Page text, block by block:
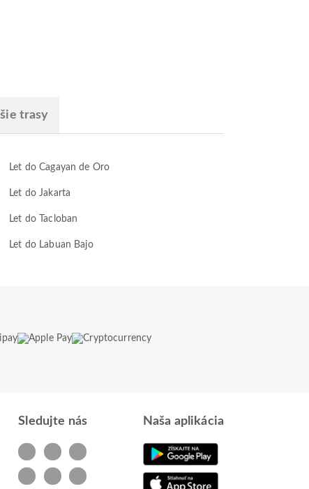
trasy
Let do Cagayan de Oro
Let do Jakarta
Let do Tacloban
Let do Labuan Bajo
Sledujte nás Naša aplikácia